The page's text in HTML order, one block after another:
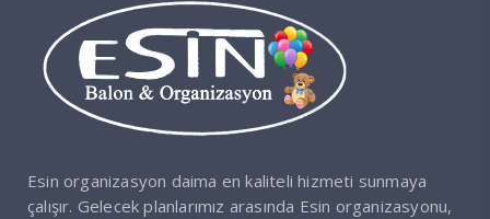
Esin organizasyon daima en kaliteli hizmeti sunmaya
çalışır. Gelecek planlarımız arasında Esin organizasyonu,